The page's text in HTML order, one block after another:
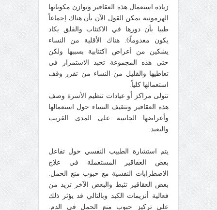
زيادة استعمال هذه العقاقير وتوازن مكوناتها
الهرمونية يمكن القول الآن بأن هناك إجماعاً
طبيا بأن دورها في الاكتئاب والقلق يكاد
يكون معدوماً6. هناك الأقلية من النساء
يشكين من أعراض اكتئابية بسببها ولكن
حتى هذه المجموعة تحبذ الاستمرار في
تعاطيها والقليل من النساء من تقرر وقف
استعمالها كلياً.
تتولى مراكز أو عيادات تنظيم الأسرة وصف
هذه العقاقير وتثقيف النساء حول استعمالها
وأعراضها الجانبية على المدى القريب
والبعيد.
يتم استشارة الطبيب النفسي حول تفاعل
بعض العقاقير المستعملة في علاج
الاضطرابات النفسية مع حبوب منع الحمل.
بعض العقاقير تثبط والبعض الآخر تزيد من
فعالية أنزيمات الكبد وبالتالي قد يؤثر ذلك
على تركيز حبوب منع الحمل في الدم.